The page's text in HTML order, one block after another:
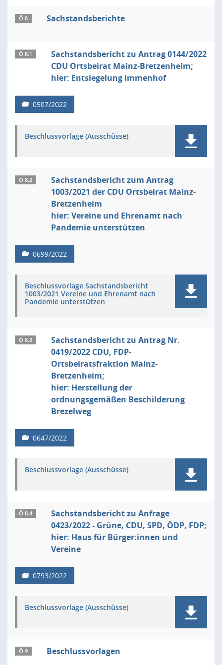
Ö 8 Sachstandsberichte
Ö 8.1
Sachstandsbericht zu Antrag 0144/2022
CDU Ortsbeirat Mainz-Bretzenheim;
hier: Entsiegelung Immenhof
0507/2022
Beschlussvorlage (Ausschüsse)
Ö 8.2
Sachstandsbericht zum Antrag
1003/2021 der CDU Ortsbeirat Mainz-
Bretzenheim
hier: Vereine und Ehrenamt nach
Pandemie unterstützen
0699/2022
Beschlussvorlage Sachstandsbericht
1003/2021 Vereine und Ehrenamt nach
Pandemie unterstützen
Ö 8.3
Sachstandsbericht zu Antrag Nr.
0419/2022 CDU, FDP-
Ortsbeiratsfraktion Mainz-
Bretzenheim;
hier: Herstellung der
ordnungsgemäßen Beschilderung
Brezelweg
0647/2022
Beschlussvorlage (Ausschüsse)
Ö 8.4
Sachstandsbericht zu Anfrage
0423/2022 - Grüne, CDU, SPD, ÖDP, FDP;
hier: Haus für Bürger:innen und
Vereine
0793/2022
Beschlussvorlage (Ausschüsse)
Ö 9 Beschlussvorlagen